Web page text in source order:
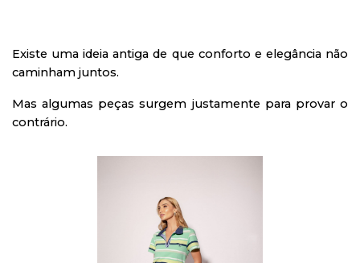
Existe uma ideia antiga de que conforto e elegância não
caminham juntos.
Mas algumas peças surgem justamente para provar o
contrário.